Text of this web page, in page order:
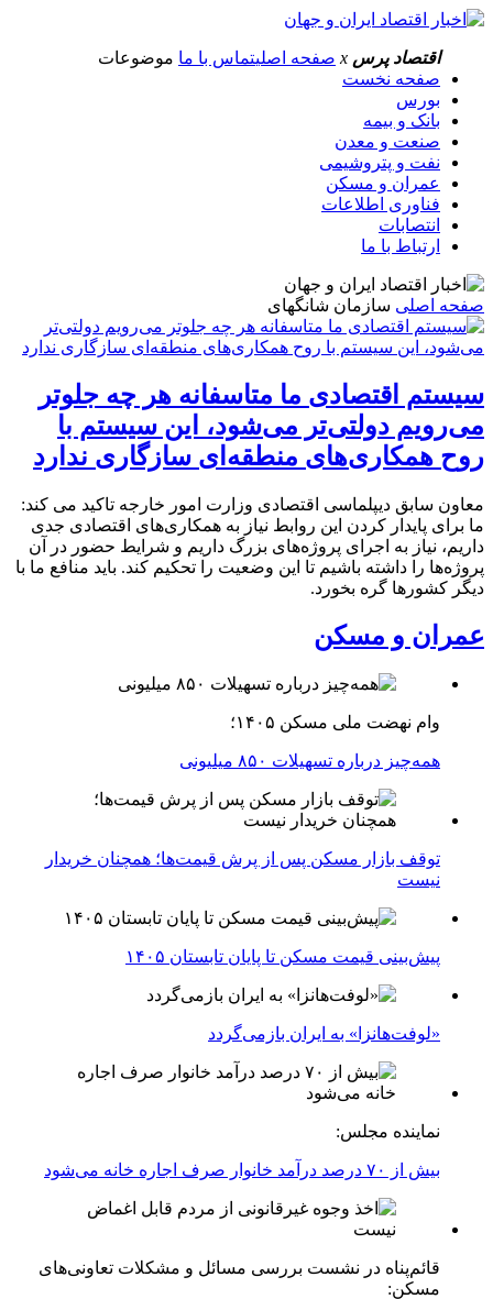
اقتصاد پرس x صفحه اصلیتماس با ما موضوعات
صفحه نخست
بورس
بانک و بیمه
صنعت و معدن
نفت و پتروشیمی
عمران و مسکن
فناوری اطلاعات
انتصابات
ارتباط با ما
صفحه اصلی سازمان شانگهای
سیستم اقتصادی ما متاسفانه هر چه جلوتر
می‌رویم دولتی‌تر می‌شود، این سیستم با
روح همکاری‌های منطقه‌ای سازگاری ندارد
معاون سابق دیپلماسی اقتصادی وزارت امور خارجه تاکید می کند:
ما برای پایدار کردن این روابط نیاز به همکاری‌های اقتصادی جدی
داریم، نیاز به اجرای پروژه‌های بزرگ داریم و شرایط حضور در آن
پروژه‌ها را داشته باشیم تا این وضعیت را تحکیم کند. باید منافع ما با
دیگر کشورها گره بخورد.
عمران و مسکن
وام نهضت ملی مسکن ۱۴۰۵؛
همه‌چیز درباره تسهیلات ۸۵۰ میلیونی
توقف بازار مسکن پس از پرش قیمت‌ها؛ همچنان خریدار
نیست
پیش‌بینی قیمت مسکن تا پایان تابستان ۱۴۰۵
«لوفت‌هانزا» به ایران بازمی‌گردد
نماینده مجلس:
بیش از ۷۰ درصد درآمد خانوار صرف اجاره خانه می‌شود
قائم‌پناه در نشست بررسی مسائل و مشکلات تعاونی‌های
مسکن: